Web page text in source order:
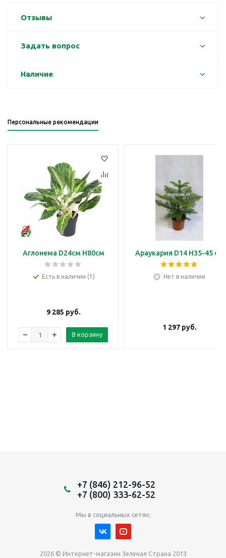
Отзывы
Задать вопрос
Наличие
Персональные рекомендации
Аглонема D24см H80см
Есть в наличии (1)
9 285 руб.
В корзину
Араукария D14 H35-45 см
Нет в наличии
1 297руб.
+7 (846) 212-96-52
+7 (800) 333-62-52
Мы в социальных сетях:
2026 © Интернет-магазин Зеленая Страна 2013